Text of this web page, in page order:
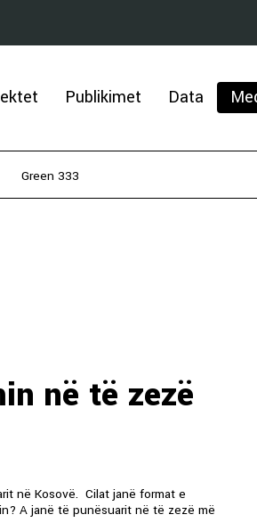
Publikimet Data
Green 333
në të zezë
në Kosovë. Cilat janë format e
A janë të punësuarit në të zezë më